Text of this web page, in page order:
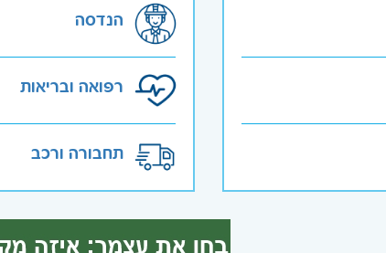
הנדסה
רפואה ובריאות
תחבורה ורכב